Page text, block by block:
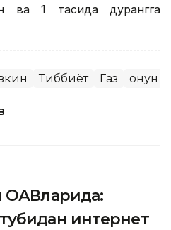
ва 1 тасида дурангга
Тиббиёт Газ Қонун
ОАВларида:
интернет